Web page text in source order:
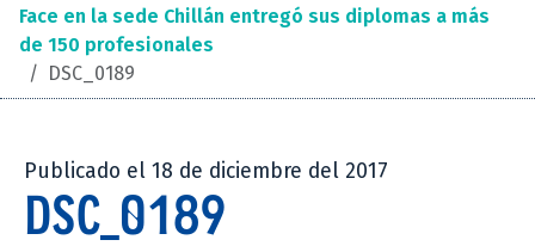
Face en la sede Chillán entregó sus diplomas a más
de 150 profesionales
/ DSC_0189
Publicado el 18 de diciembre del 2017
DSC_0189